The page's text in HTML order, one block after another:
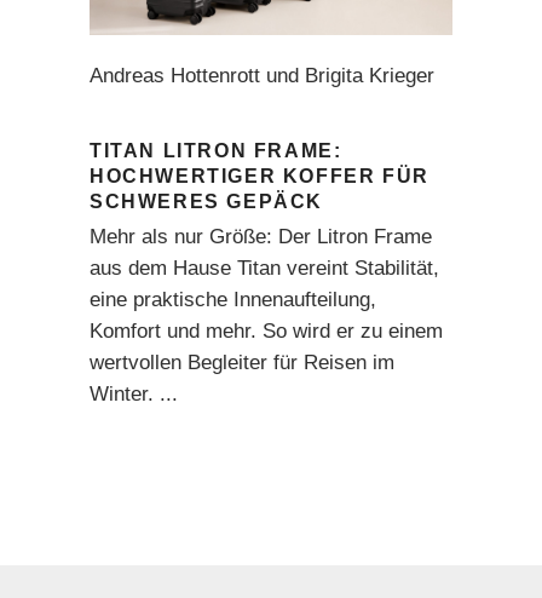
Andreas Hottenrott und Brigita Krieger
TITAN LITRON FRAME:
HOCHWERTIGER KOFFER FÜR
SCHWERES GEPÄCK
Mehr als nur Größe: Der Litron Frame
aus dem Hause Titan vereint Stabilität,
eine praktische Innenaufteilung,
Komfort und mehr. So wird er zu einem
wertvollen Begleiter für Reisen im
Winter.